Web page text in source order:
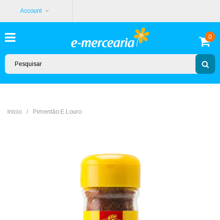
Account
0
Início / Pimentão E Louro